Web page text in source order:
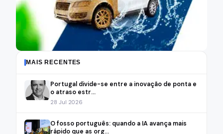
MAIS RECENTES
Portugal divide-se entre a inovação de ponta e
o atraso estr...
28 Jul 2026
O fosso português: quando a IA avança mais
rápido que as org...